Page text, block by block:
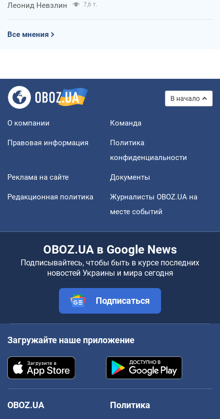
Леонид Невзлин 7,6 т.
Все мнения
В начало
О компании Команда
Правовая информация
Политика
конфиденциальности
Реклама на сайте Документы
Редакционная политика
Журналисты OBOZ.UA на
месте событий
OBOZ.UA в Google News
Подписывайтесь, чтобы быть в курсе последних
новостей Украины и мира сегодня
Подписаться
Загружайте наше приложение
OBOZ.UA
Политика